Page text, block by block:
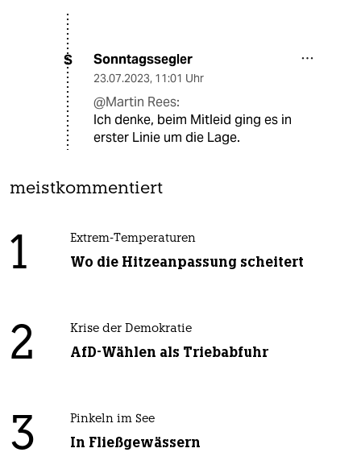
S Sonntagssegler
23.07.2023, 11:01 Uhr
@Martin Rees:
Ich denke, beim Mitleid ging es in
erster Linie um die Lage.
meistkommentiert
1 Extrem-Temperaturen
Wo die Hitzeanpassung scheitert
2 Krise der Demokratie
AfD-Wählen als Triebabfuhr
3 Pinkeln im See
In Fließgewässern